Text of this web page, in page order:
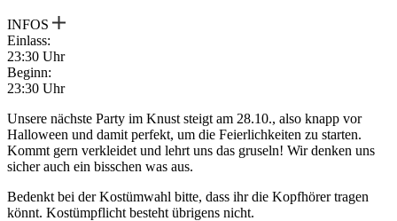
INFOS
Einlass:
23:30 Uhr
Beginn:
23:30 Uhr
Unsere nächste Party im Knust steigt am 28.10., also knapp vor
Halloween und damit perfekt, um die Feierlichkeiten zu starten.
Kommt gern verkleidet und lehrt uns das gruseln! Wir denken uns
sicher auch ein bisschen was aus.
Bedenkt bei der Kostümwahl bitte, dass ihr die Kopfhörer tragen
könnt. Kostümpflicht besteht übrigens nicht.